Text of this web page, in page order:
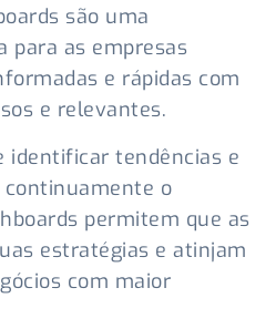
são uma
para as empresas
e rápidas com
e relevantes.
identificar tendências e
o
permitem que as
estratégias e atinjam
com maior